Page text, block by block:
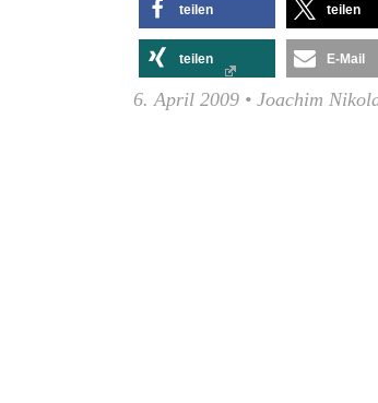
teilen teilen
teilen E-Mail
6. April 2009 • Joachim